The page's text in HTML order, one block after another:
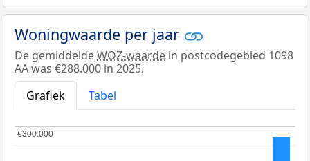
Woningwaarde per jaar
De gemiddeldeWOZ-waarde in postcodegebied 1098
AA was €288.000 in 2025.
Grafiek
Tabel
€300.000
€300.000